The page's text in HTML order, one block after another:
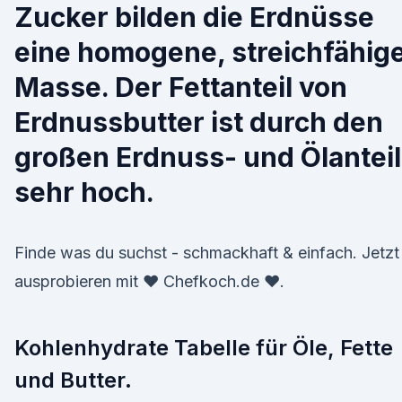
Zucker bilden die Erdnüsse
eine homogene,
Masse. Der Fettanteil von
Erdnussbutter ist durch den
großen Erdnuss- und Ölanteil
sehr hoch.
Finde was du suchst - schmackhaft & einfach. Jetzt
ausprobieren mit ♥ Chefkoch.de ♥.
Kohlenhydrate Tabelle für Öle, Fette
und Butter.